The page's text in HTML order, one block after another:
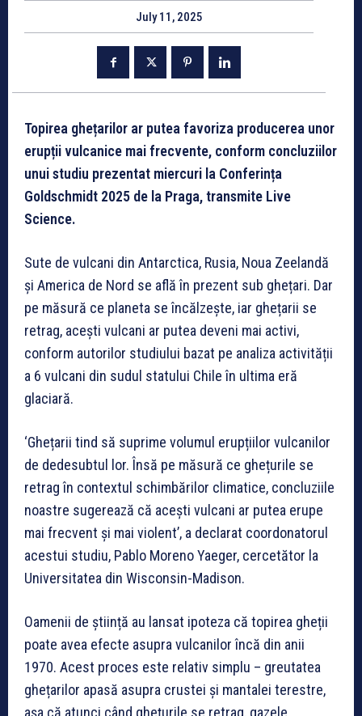
July 11, 2025
Topirea ghețarilor ar putea favoriza producerea unor
erupții vulcanice mai frecvente, conform concluziilor
unui studiu prezentat miercuri la Conferința
Goldschmidt 2025 de la Praga, transmite Live
Science.
Sute de vulcani din Antarctica, Rusia, Noua Zeelandă
și America de Nord se află în prezent sub ghețari. Dar
pe măsură ce planeta se încălzește, iar ghețarii se
retrag, acești vulcani ar putea deveni mai activi,
conform autorilor studiului bazat pe analiza activității
a 6 vulcani din sudul statului Chile în ultima eră
glaciară.
‘Ghețarii tind să suprime volumul erupțiilor vulcanilor
de dedesubtul lor. Însă pe măsură ce ghețurile se
retrag în contextul schimbărilor climatice, concluziile
noastre sugerează că acești vulcani ar putea erupe
mai frecvent și mai violent’, a declarat coordonatorul
acestui studiu, Pablo Moreno Yaeger, cercetător la
Universitatea din Wisconsin-Madison.
Oamenii de știință au lansat ipoteza că topirea gheții
poate avea efecte asupra vulcanilor încă din anii
1970. Acest proces este relativ simplu – greutatea
ghețarilor apasă asupra crustei și mantalei terestre,
așa că atunci când ghețurile se retrag, gazele